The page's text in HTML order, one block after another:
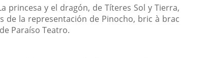
princesa y el dragón, de Títeres Sol y Tierra,
de la representación de Pinocho, bric à brac
Paraíso Teatro.